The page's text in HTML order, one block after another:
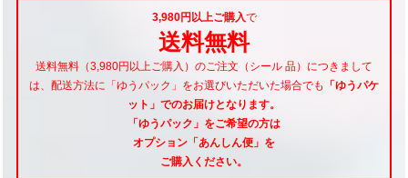
3,980円以上ご購入で
送料無料
送料無料（3,980円以上ご購入）のご注文（シール 品）につきまして
は、配送方法に「ゆうパック」をお選びいただいた場合でも
「ゆうパケ
ット」でのお届けとなります。
「ゆうパック」をご希望の方は
オプション「あんしん便」 を
ご購入ください。